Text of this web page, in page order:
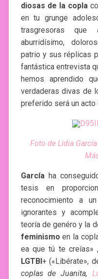
diosas de la copla
en tu grunge
trasgresoras
aburridísimo,
patrio y sus réplicas
fantástica entrevista
hemos aprendido
verdaderas divas de
preferido será un
Foto de Lidia
Garcíaha
tesis en
reconocimiento a
ignorantes y
teoría de genéro y la
feminismo en la
ea que tú te creías»
LGTBI+ («Libérate»,
coplas de Juanita,